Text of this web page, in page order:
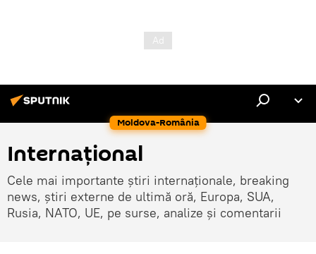
Moldova-România
Internaţional
Cele mai importante știri internaționale, breaking
news, știri externe de ultimă oră, Europa, SUA,
Rusia, NATO, UE, pe surse, analize și comentarii